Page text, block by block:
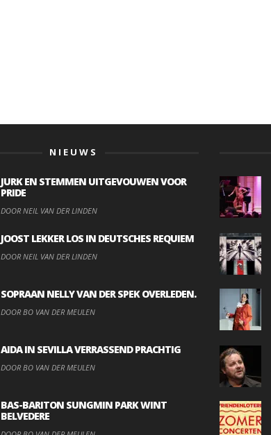
NIEUWS
JURK EN STEMMEN UITGEVOUWEN VOOR
PRIDE
DOOR NEIL VAN DER LINDEN
JOOST LEKKER LOS IN DEUTSCHES REQUIEM
DOOR NEIL VAN DER LINDEN
SOPRAAN NELLY VAN DER SPEK OVERLEDEN.
DOOR BO VAN DER MEULEN
AIDA IN SEVILLA VERRASSEND PRACHTIG
DOOR BO VAN DER MEULEN
BAS-BARITON SUNGMIN PARK WINT
BELVEDERE